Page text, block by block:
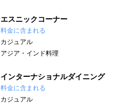
エスニックコーナー
料金に含まれる
カジュアル
アジア・インド料理
インターナショナルダイニング
料金に含まれる
カジュアル